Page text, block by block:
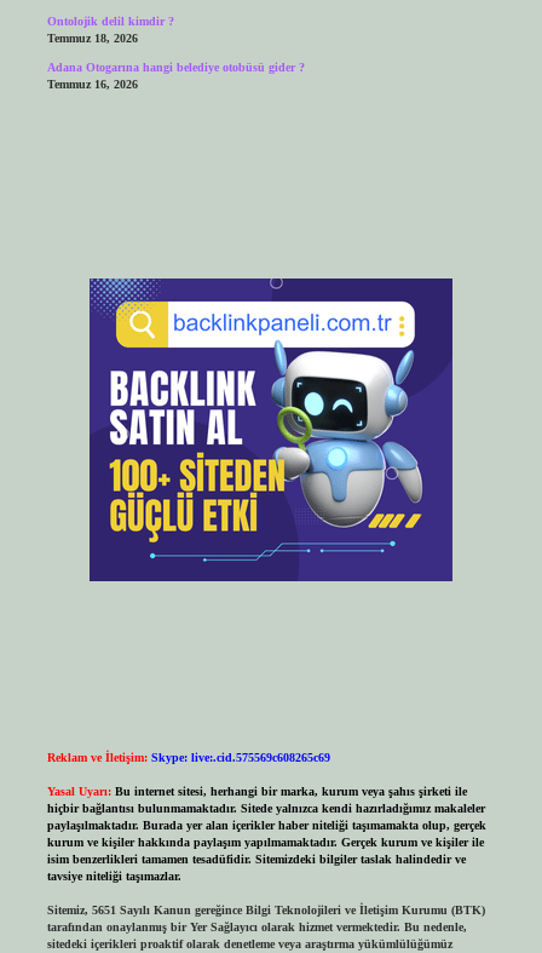
Ontolojik delil kimdir ?
Temmuz 18, 2026
Adana Otogarına hangi belediye otobüsü gider ?
Temmuz 16, 2026
Reklam ve İletişim: Skype: live:.cid.575569c608265c69
Yasal Uyarı: Bu internet sitesi, herhangi bir marka, kurum veya şahıs şirketi ile
hiçbir bağlantısı bulunmamaktadır. Sitede yalnızca kendi hazırladığımız makaleler
paylaşılmaktadır. Burada yer alan içerikler haber niteliği taşımamakta olup, gerçek
kurum ve kişiler hakkında paylaşım yapılmamaktadır. Gerçek kurum ve kişiler ile
isim benzerlikleri tamamen tesadüfidir. Sitemizdeki bilgiler taslak halindedir ve
tavsiye niteliği taşımazlar.
Sitemiz, 5651 Sayılı Kanun gereğince Bilgi Teknolojileri ve İletişim Kurumu (BTK)
tarafından onaylanmış bir Yer Sağlayıcı olarak hizmet vermektedir. Bu nedenle,
sitedeki içerikleri proaktif olarak denetleme veya araştırma yükümlülüğümüz